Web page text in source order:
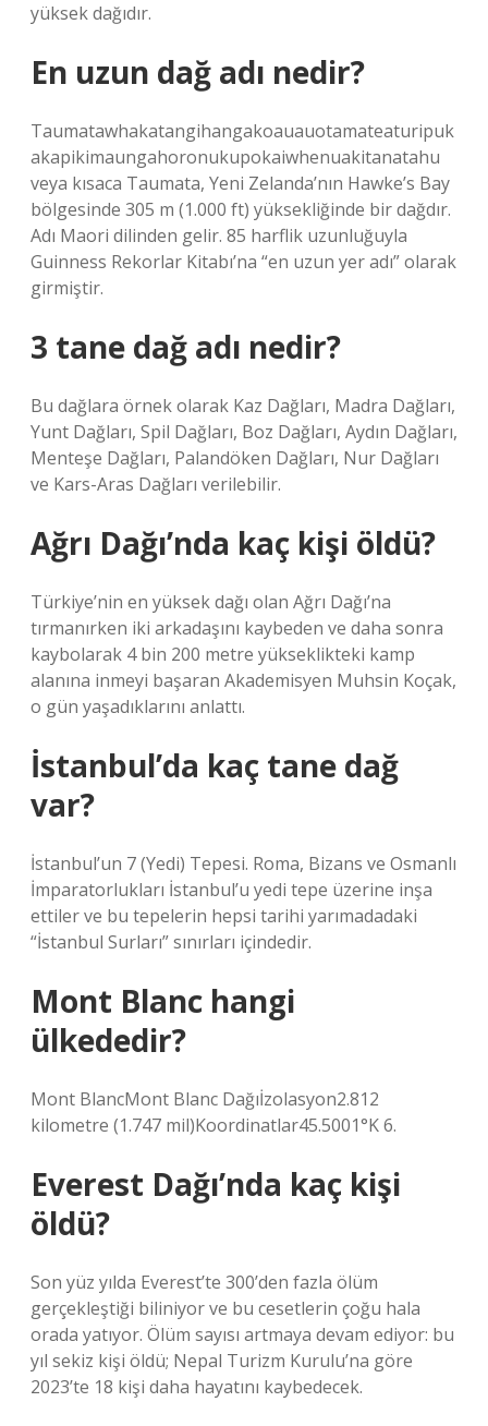
yüksek dağıdır.
En uzun dağ adı nedir?
Taumatawhakatangihangakoauauotamateaturipuk
akapikimaungahoronukupokaiwhenuakitanatahu
veya kısaca Taumata, Yeni Zelanda’nın Hawke’s Bay
bölgesinde 305 m (1.000 ft) yüksekliğinde bir dağdır.
Adı Maori dilinden gelir. 85 harflik uzunluğuyla
Guinness Rekorlar Kitabı’na “en uzun yer adı” olarak
girmiştir.
3 tane dağ adı nedir?
Bu dağlara örnek olarak Kaz Dağları, Madra Dağları,
Yunt Dağları, Spil Dağları, Boz Dağları, Aydın Dağları,
Menteşe Dağları, Palandöken Dağları, Nur Dağları
ve Kars-Aras Dağları verilebilir.
Ağrı Dağı’nda kaç kişi öldü?
Türkiye’nin en yüksek dağı olan Ağrı Dağı’na
tırmanırken iki arkadaşını kaybeden ve daha sonra
kaybolarak 4 bin 200 metre yükseklikteki kamp
alanına inmeyi başaran Akademisyen Muhsin Koçak,
o gün yaşadıklarını anlattı.
İstanbul’da kaç tane dağ
var?
İstanbul’un 7 (Yedi) Tepesi. Roma, Bizans ve Osmanlı
İmparatorlukları İstanbul’u yedi tepe üzerine inşa
ettiler ve bu tepelerin hepsi tarihi yarımadadaki
“İstanbul Surları” sınırları içindedir.
Mont Blanc hangi
ülkededir?
Mont BlancMont Blanc Dağıİzolasyon2.812
kilometre (1.747 mil)Koordinatlar45.5001°K 6.
Everest Dağı’nda kaç kişi
öldü?
Son yüz yılda Everest’te 300’den fazla ölüm
gerçekleştiği biliniyor ve bu cesetlerin çoğu hala
orada yatıyor. Ölüm sayısı artmaya devam ediyor: bu
yıl sekiz kişi öldü; Nepal Turizm Kurulu’na göre
2023’te 18 kişi daha hayatını kaybedecek.